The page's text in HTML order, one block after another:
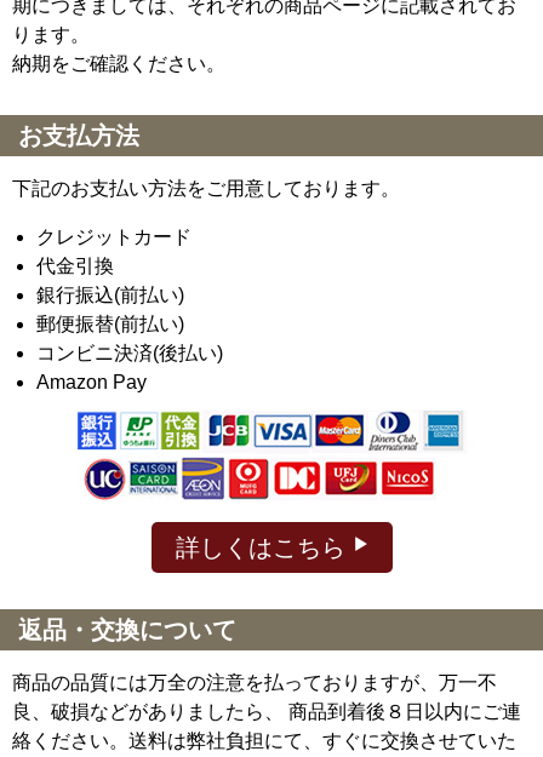
期につきましては、それぞれの商品ページに記載されてお
ります。
納期をご確認ください。
お支払方法
下記のお支払い方法をご用意しております。
クレジットカード
代金引換
銀行振込(前払い)
郵便振替(前払い)
コンビニ決済(後払い)
Amazon Pay
詳しくはこちら
返品・交換について
商品の品質には万全の注意を払っておりますが、万一不
良、破損などがありましたら、 商品到着後８日以内にご連
絡ください。送料は弊社負担にて、すぐに交換させていた